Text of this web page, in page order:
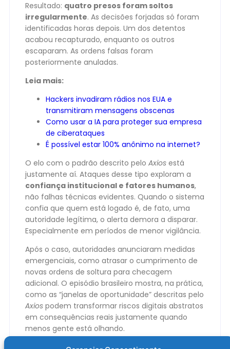
Resultado: quatro presos foram soltos
irregularmente. As decisões forjadas só foram
identificadas horas depois. Um dos detentos
acabou recapturado, enquanto os outros
escaparam. As ordens falsas foram
posteriormente anuladas.
Leia mais:
Hackers invadiram rádios nos EUA e
transmitiram mensagens obscenas
Como usar a IA para proteger sua empresa
de ciberataques
É possível estar 100% anônimo na internet?
O elo com o padrão descrito pelo Axios está
justamente aí. Ataques desse tipo exploram a
confiança institucional e fatores humanos,
não falhas técnicas evidentes. Quando o sistema
confia que quem está logado é, de fato, uma
autoridade legítima, o alerta demora a disparar.
Especialmente em períodos de menor vigilância.
Após o caso, autoridades anunciaram medidas
emergenciais, como atrasar o cumprimento de
novas ordens de soltura para checagem
adicional. O episódio brasileiro mostra, na prática,
como as “janelas de oportunidade” descritas pelo
Axios podem transformar riscos digitais abstratos
em consequências reais justamente quando
menos gente está olhando.